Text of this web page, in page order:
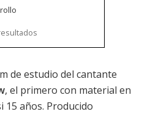
de estudio del cantante
, el primero con material en
15 años. Producido